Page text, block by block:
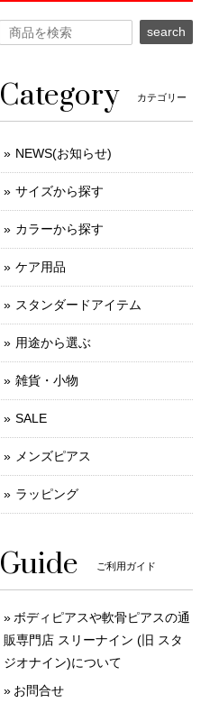
search
Category カテゴリー
NEWS(お知らせ)
サイズから探す
カラーから探す
ケア用品
スタンダードアイテム
用途から選ぶ
雑貨・小物
SALE
メンズピアス
ラッピング
Guide ご利用ガイド
ボディピアスや軟骨ピアスの通
販専門店 スリーナイン (旧 スタ
ジオナイン)について
お問合せ